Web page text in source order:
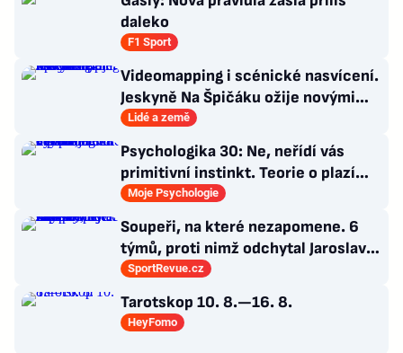
daleko
F1 Sport
Videomapping i scénické nasvícení.
Jeskyně Na Špičáku ožije novými
technologiemi
Lidé a země
Psychologika 30: Ne, neřídí vás
primitivní instinkt. Teorie o plazím
mozku jen dokonalá výmluva
Moje Psychologie
Soupeři, na které nezapomene. 6
týmů, proti nimž odchytal Jaroslav
Drobný nejvíc zápasů v kariéře
SportRevue.cz
Tarotskop 10. 8.—16. 8.
HeyFomo